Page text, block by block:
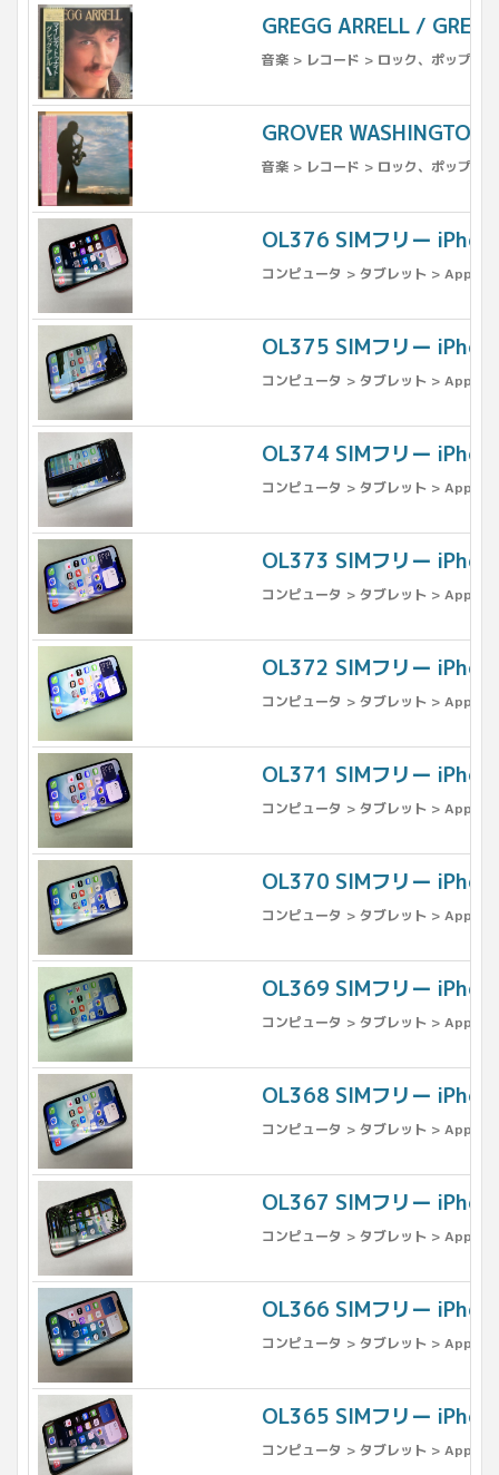
GREGG ARRELL /
音楽 > レコード > ロック、ポップス
GROVER
音楽 > レコード > ロック、ポップス
OL376 SIMフリー
コンピュータ > タブレット > Apple
OL375 SIMフリー
コンピュータ > タブレット > Apple
OL374 SIMフリー
コンピュータ > タブレット > Apple
OL373 SIMフリー
コンピュータ > タブレット > Apple
OL372 SIMフリー
コンピュータ > タブレット > Apple
OL371 SIMフリー
コンピュータ > タブレット > Apple
OL370 SIMフリー
コンピュータ > タブレット > Apple
OL369 SIMフリー
コンピュータ > タブレット > Apple
OL368 SIMフリー
コンピュータ > タブレット > Apple
OL367 SIMフリー
コンピュータ > タブレット > Apple
OL366 SIMフリー
コンピュータ > タブレット > Apple
OL365 SIMフリー
コンピュータ > タブレット > Apple